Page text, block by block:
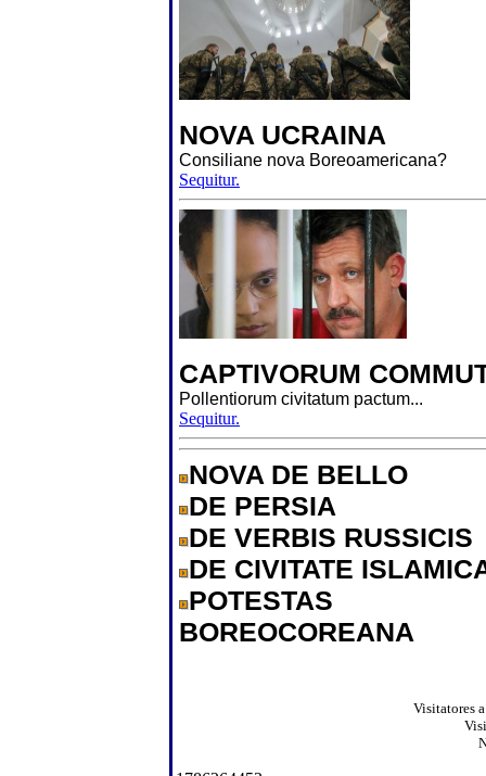
NOVA UCRAINA
Consiliane nova Boreoamericana?
Sequitur.
CAPTIVORUM
Pollentiorum civitatum pactum...
Sequitur.
NOVA DE BELLO
DE PERSIA
DE VERBIS RUSSICIS
DE CIVITATE
POTESTAS
BOREOCOREANA
Visitatores